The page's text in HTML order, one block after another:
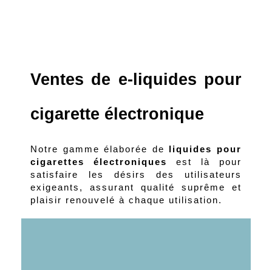
Ventes de e-liquides pour
cigarette électronique
Notre gamme élaborée de
liquides pour
cigarettes électroniques
est là pour
satisfaire les désirs des utilisateurs
exigeants, assurant qualité suprême et
plaisir renouvelé à chaque utilisation.